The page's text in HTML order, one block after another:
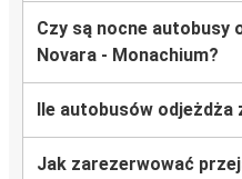
Czy są nocne autobusy
Novara - Monachium?
Ile autobusów
Jak zarezerwować